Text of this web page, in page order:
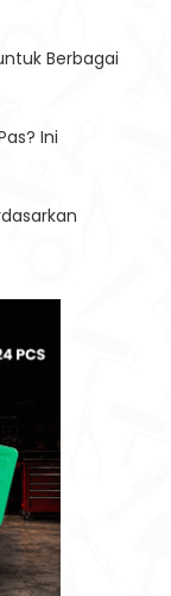
Berbagai
Ini